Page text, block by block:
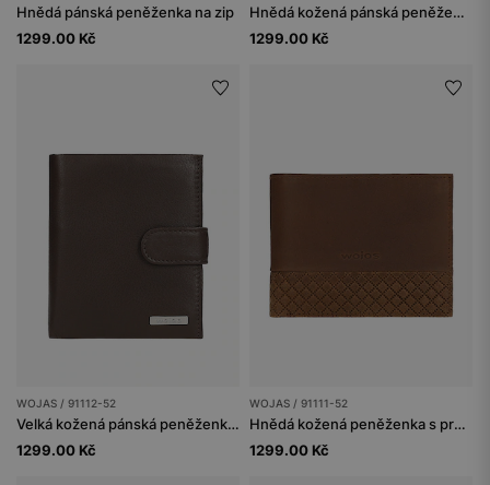
Hnědá pánská peněženka na zip
1299.00 Kč
Hnědá kožená pánská peněženka na výšku
1299.00 Kč
WOJAS / 91112-52
Velká kožená pánská peněženka v čokoládově hnědé barvě
1299.00 Kč
WOJAS / 91111-52
Hnědá kožená peněženka s prošívaným vzorem
1299.00 Kč